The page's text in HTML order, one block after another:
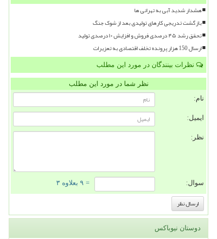
هشدار شدید آبی به تهرانی ها
بازگشت تدریجی کارهای تولیدی بعد از شوک جنگ
تحقق رشد ۴۵ درصدی فروش و افزایش ۱۰ درصدی تولید
ارسال 150 هزار پرونده تخلف اقتصادی به تعزیرات
نظرات بینندگان در مورد این مطلب
نظر شما در مورد این مطلب
نام:
ایمیل:
نظر:
سوال: = ۹ بعلاوه ۳
دوستان نیوباکس